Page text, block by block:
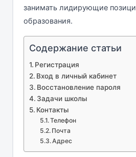
занимать лидирующие
образования.
Содержание статьи
Регистрация
Вход в личный кабинет
Восстановление пароля
Задачи школы
Контакты
Телефон
Почта
Адрес